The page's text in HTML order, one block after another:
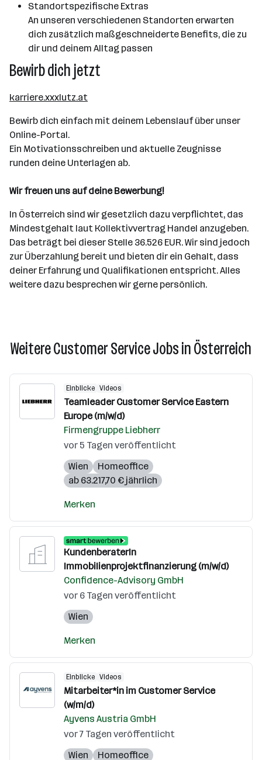
Standortspezifische Extras
An unseren verschiedenen Standorten erwarten
dich zusätzlich maßgeschneiderte Benefits, die zu
dir und deinem Alltag passen
Bewirb dich jetzt
karriere.xxxlutz.at
Bewirb dich einfach mit deinem Lebenslauf über unser
Online-Portal.
Ein Motivationsschreiben und aktuelle Zeugnisse
runden deine Unterlagen ab.
Wir freuen uns auf deine Bewerbung!
In Österreich sind wir gesetzlich dazu verpflichtet, das
Mindestgehalt laut Kollektivvertrag Handel anzugeben.
Das beträgt bei dieser Stelle 36.526 EUR. Wir sind jedoch
zur Überzahlung bereit und bieten dir ein Gehalt, dass
deiner Erfahrung und Qualifikationen entspricht. Alles
weitere dazu besprechen wir gerne persönlich.
Weitere Customer Service Jobs in Österreich
Einblicke Videos
Teamleader Customer Service Eastern
Europe (m/w/d)
Firmengruppe Liebherr
vor 5 Tagen veröffentlicht
Wien
Homeoffice
ab 63.217,70 € jährlich
Merken
KundenberaterIn
Immobilienprojektfinanzierung (m/w/d)
Confidence-Advisory GmbH
vor 6 Tagen veröffentlicht
Wien
Merken
Einblicke Videos
Mitarbeiter*in im Customer Service
(w/m/d)
Ayvens Austria GmbH
vor 7 Tagen veröffentlicht
Wien
Homeoffice